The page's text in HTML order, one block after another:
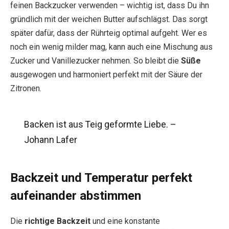
feinen Backzucker verwenden – wichtig ist, dass Du ihn
gründlich mit der weichen Butter aufschlägst. Das sorgt
später dafür, dass der Rührteig optimal aufgeht. Wer es
noch ein wenig milder mag, kann auch eine Mischung aus
Zucker und Vanillezucker nehmen. So bleibt die Süße
ausgewogen und harmoniert perfekt mit der Säure der
Zitronen.
Backen ist aus Teig geformte Liebe. –
Johann Lafer
Backzeit und Temperatur perfekt
aufeinander abstimmen
Die richtige Backzeit und eine konstante